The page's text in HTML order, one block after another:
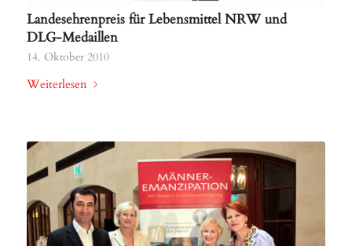
Landesehrenpreis für Lebensmittel NRW und
DLG-Medaillen
14. Oktober 2010
Weiterlesen